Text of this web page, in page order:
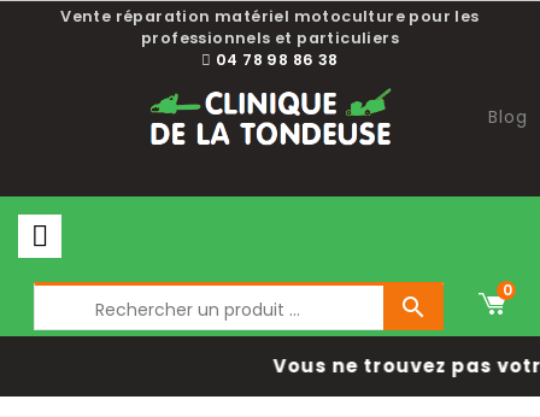
Vente réparation matériel motoculture pour les
professionnels et particuliers
04 78 98 86 38
Blog

0
Vous ne trouvez pas